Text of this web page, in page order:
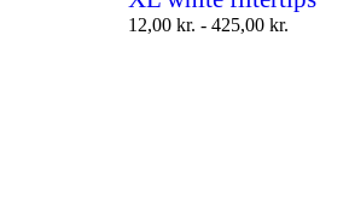
12,00 kr. - 425,00 kr.